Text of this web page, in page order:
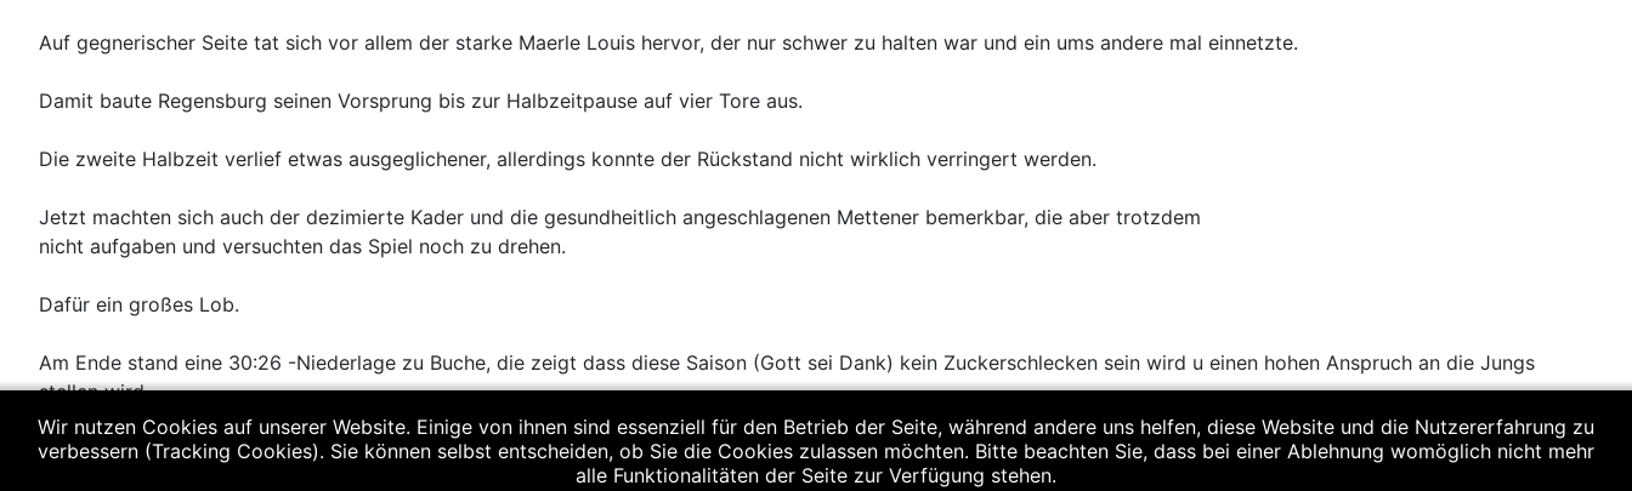
Auf gegnerischer Seite tat sich vor allem der starke Maerle Louis hervor, der nur schwer zu halten war und ein ums andere mal einnetzte.
Damit baute Regensburg seinen Vorsprung bis zur Halbzeitpause auf vier Tore aus.
Die zweite Halbzeit verlief etwas ausgeglichener, allerdings konnte der Rückstand nicht wirklich verringert werden.
Jetzt machten sich auch der dezimierte Kader und die gesundheitlich angeschlagenen Mettener bemerkbar, die aber trotzdem
nicht aufgaben und versuchten das Spiel noch zu drehen.
Dafür ein großes Lob.
Am Ende stand eine 30:26 -Niederlage zu Buche, die zeigt dass diese Saison (Gott sei Dank) kein Zuckerschlecken sein wird u einen hohen Anspruch an die Jungs
stellen wird.
Es spielten: Blöchl Maxi, Paul Kallmünzer (10), Benny Lotter (2), Florian Winhart , Schafhauser Daniel(2), Sammy Klein (8), Karmann Maxi(3), Thoma Karl, Schreiner Laurin
Wir nutzen Cookies auf unserer Website. Einige von ihnen sind essenziell für den Betrieb der Seite, während andere uns helfen, diese Website und die Nutzererfahrung zu
verbessern (Tracking Cookies). Sie können selbst entscheiden, ob Sie die Cookies zulassen möchten. Bitte beachten Sie, dass bei einer Ablehnung womöglich nicht mehr
alle Funktionalitäten der Seite zur Verfügung stehen.